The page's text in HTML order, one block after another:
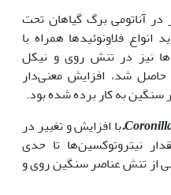
در آناتومی برگ گیاهان تحت
فلاونوئیدها همراه با
نیز در تنش روی و نیکل
شد، افزایش معنی‌دار
به کار برده شده بود.
با افزایش و تغییر در
نیتروتوکسین‌ها تا حدی
از تنش عناصر سنگین روی و